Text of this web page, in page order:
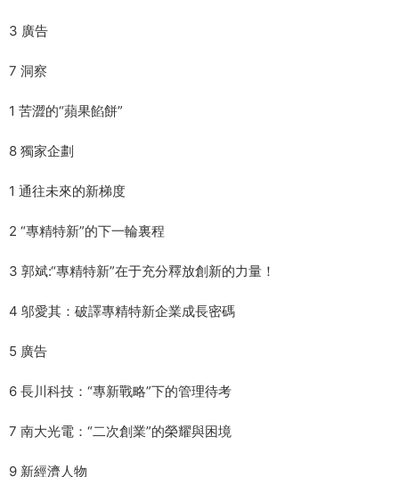
3 廣告
7 洞察
1 苦澀的“蘋果餡餅”
8 獨家企劃
1 通往未來的新梯度
2 “專精特新”的下一輪裏程
3 郭斌:“專精特新”在于充分釋放創新的力量！
4 邬愛其：破譯專精特新企業成長密碼
5 廣告
6 長川科技：“專新戰略”下的管理待考
7 南大光電：“二次創業”的榮耀與困境
9 新經濟人物